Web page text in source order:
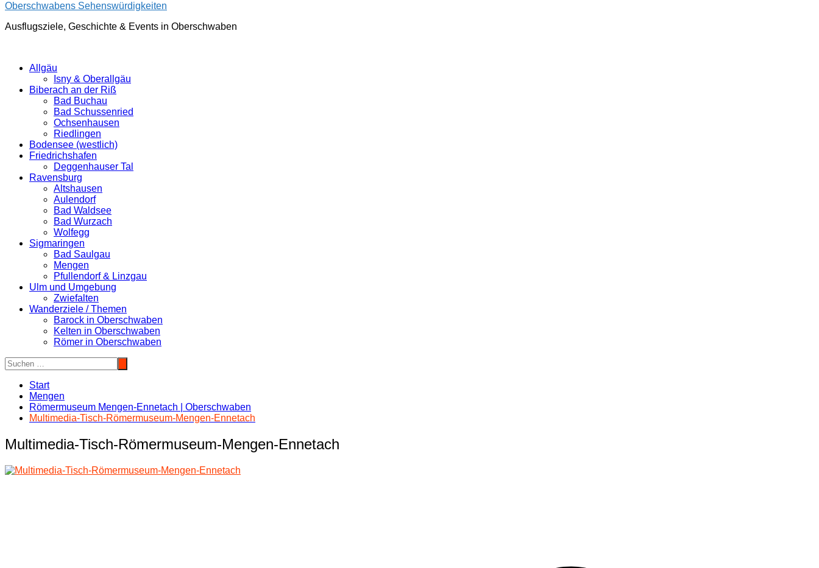
Oberschwabens Sehenswürdigkeiten
Ausflugsziele, Geschichte & Events in Oberschwaben
Allgäu
Isny & Oberallgäu
Biberach an der Riß
Bad Buchau
Bad Schussenried
Ochsenhausen
Riedlingen
Bodensee (westlich)
Friedrichshafen
Deggenhauser Tal
Ravensburg
Altshausen
Aulendorf
Bad Waldsee
Bad Wurzach
Wolfegg
Sigmaringen
Bad Saulgau
Mengen
Pfullendorf & Linzgau
Ulm und Umgebung
Zwiefalten
Wanderziele / Themen
Barock in Oberschwaben
Kelten in Oberschwaben
Römer in Oberschwaben
Start
Mengen
Römermuseum Mengen-Ennetach | Oberschwaben
Multimedia-Tisch-Römermuseum-Mengen-Ennetach
Multimedia-Tisch-Römermuseum-Mengen-Ennetach